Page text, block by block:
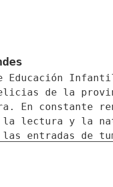
Educación
de la
En constante
la lectura y la
entradas de